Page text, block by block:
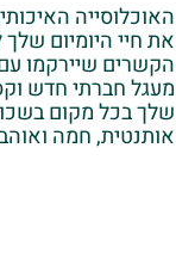
האוכלוסייה
את חיי היומיום שלך
הקשרים שיירקמו
מעגל חברתי חדש
שלך בכל מקום
אותנטית, חמה